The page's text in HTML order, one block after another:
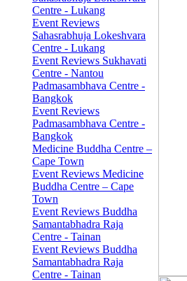
Centre - Lukang
Event Reviews
Sahasrabhuja Lokeshvara
Centre - Lukang
Event Reviews Sukhavati
Centre - Nantou
Padmasambhava Centre -
Bangkok
Event Reviews
Padmasambhava Centre -
Bangkok
Medicine Buddha Centre –
Cape Town
Event Reviews Medicine
Buddha Centre – Cape
Town
Event Reviews Buddha
Samantabhadra Raja
Centre - Tainan
Event Reviews Buddha
Samantabhadra Raja
Centre - Tainan